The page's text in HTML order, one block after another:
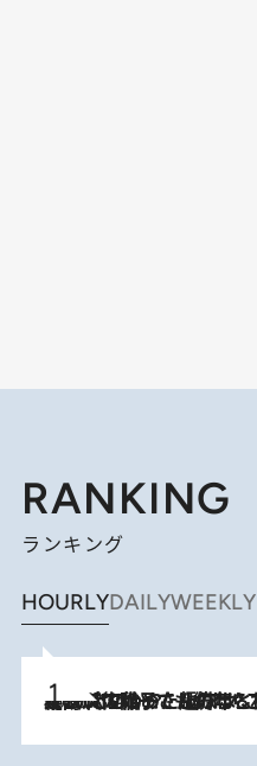
RANKING
ランキング
HOURLYDAILYWEEKLY
2026.8.5
【阿川佐和子さんの年とる力】なぜ70代で始めた趣味は“こんなに楽しい”のか？ ピアノ、俳句…スランプに陥っても続けられる“ある秘訣”とは